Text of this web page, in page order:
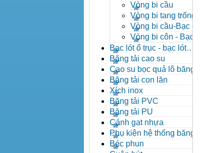
Vòng bi cầu
Vòng bi tang trống tự
lựa
Vòng bi cầu-Bạc đạn
cầu
Vòng bi côn - Bạc
đạn côn
Bạc lót ổ trục - bạc lót
nhông
Băng tải cao su
Cao su bọc quả lô băng tải
Băng tải con lăn
Xích inox
Băng tải PVC
Băng tải PU
Cánh gạt nhựa
Phụ kiện hệ thống băng tải
Béc phun